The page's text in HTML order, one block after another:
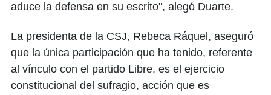
aduce la defensa en su escrito", alegó Duarte.
La presidenta de la CSJ, Rebeca Ráquel, aseguró
que la única participación que ha tenido, referente
al vínculo con el partido Libre, es el ejercicio
constitucional del sufragio, acción que es